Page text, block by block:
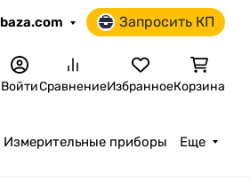
Запросить КП
ВойтиСравнениеИзбранноеКорзина
Измерительные приборы Еще